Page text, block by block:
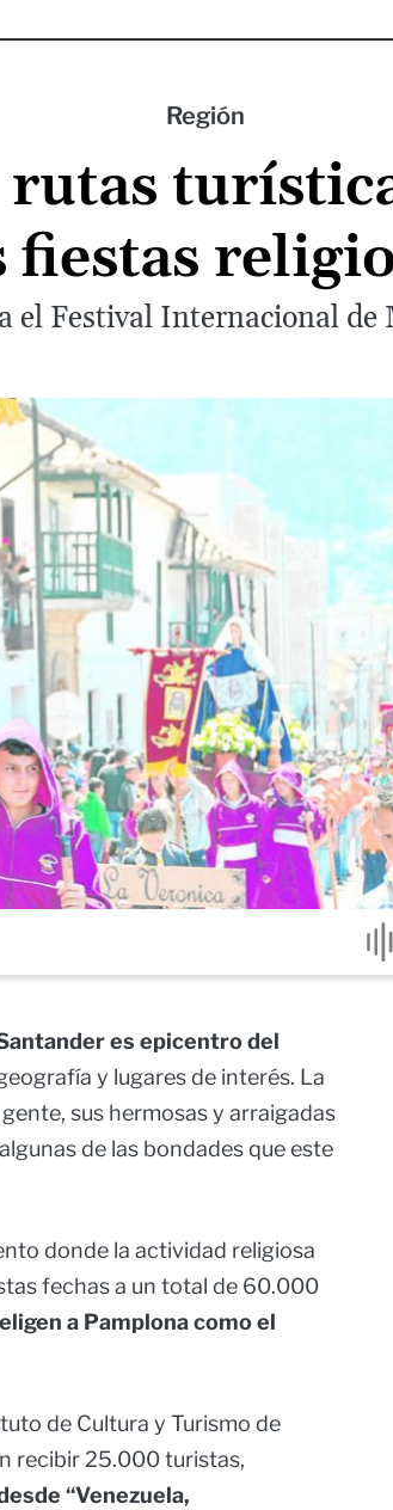
Región
rutas
fiestas
el Festival Internacional de
es epicentro del
y lugares de interés. La
sus hermosas y arraigadas
de las bondades que este
donde la actividad religiosa
fechas a un total de 60.000
a Pamplona como el
de Cultura y Turismo de
recibir 25.000 turistas,
“Venezuela,